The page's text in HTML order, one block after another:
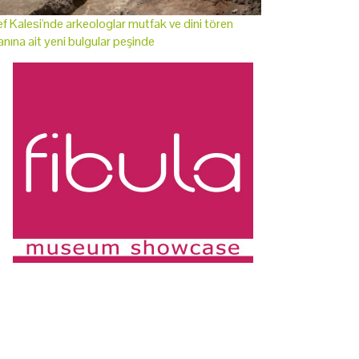
Kalesi'nde arkeologlar mutfak ve dini tören
ait yeni bulgular peşinde